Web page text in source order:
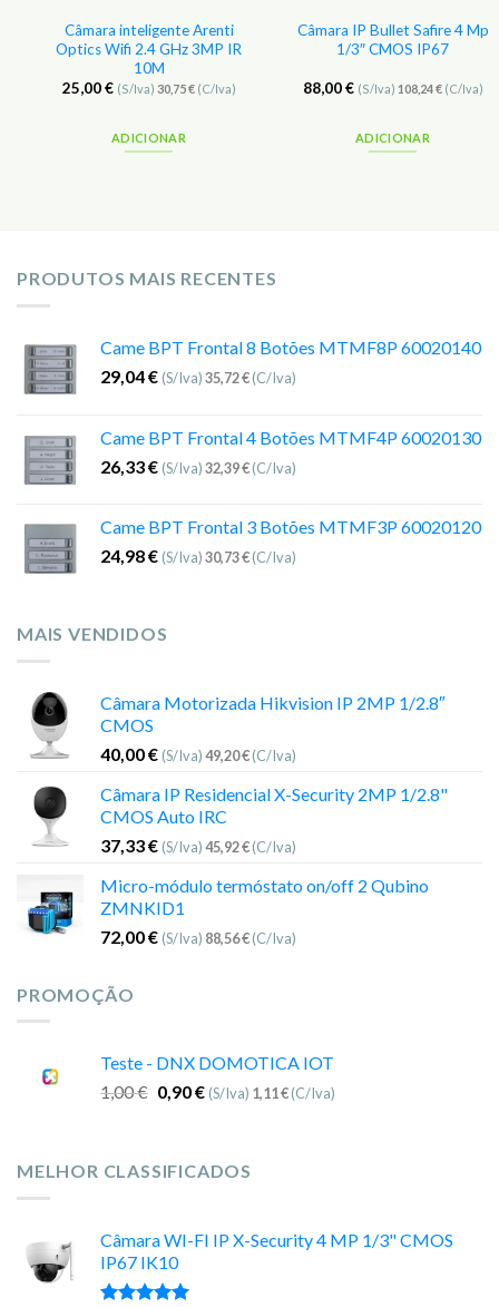
Câmara inteligente Arenti
Optics Wifi 2.4 GHz 3MP IR
10M
25,00€ (S/Iva) 30,75€(C/Iva)
ADICIONAR
Câmara IP Bullet Safire 4 Mp
1/3″ CMOS IP67
88,00€ (S/Iva) 108,24€(C/Iva)
ADICIONAR
PRODUTOS MAIS RECENTES
Came BPT Frontal 8 Botões MTMF8P 60020140
29,04€ (S/Iva)35,72€(C/Iva)
Came BPT Frontal 4 Botões MTMF4P 60020130
26,33€ (S/Iva)32,39€(C/Iva)
Came BPT Frontal 3 Botões MTMF3P 60020120
24,98€ (S/Iva)30,73€(C/Iva)
MAIS VENDIDOS
Câmara Motorizada Hikvision IP 2MP 1/2.8″
CMOS
40,00€ (S/Iva)49,20€(C/Iva)
Câmara IP Residencial X-Security 2MP 1/2.8"
CMOS Auto IRC
37,33€ (S/Iva)45,92€(C/Iva)
Micro-módulo termóstato on/off 2 Qubino
ZMNKID1
72,00€ (S/Iva) 88,56€(C/Iva)
PROMOÇÃO
Teste - DNX DOMOTICA IOT
1,00€ 0,90€ (S/Iva) 1,11€(C/Iva)
MELHOR CLASSIFICADOS
Câmara WI-FI IP X-Security 4 MP 1/3" CMOS
IP67 IK10